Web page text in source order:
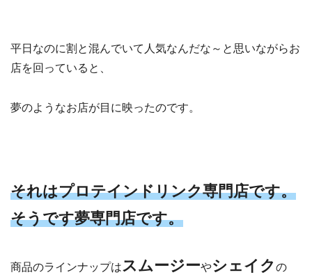
平日なのに割と混んでいて人気なんだな～と思いながらお
店を回っていると、
夢のようなお店が目に映ったのです。
それはプロテインドリンク専門店です。
そうです夢専門店です。
商品のラインナップはスムージーやシェイク の